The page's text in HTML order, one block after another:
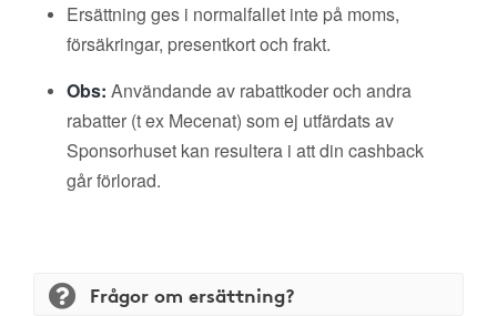
Ersättning ges i normalfallet inte på moms,
försäkringar, presentkort och frakt.
Obs: Användande av rabattkoder och andra
rabatter (t ex Mecenat) som ej utfärdats av
Sponsorhuset kan resultera i att din cashback
går förlorad.
Frågor om ersättning?